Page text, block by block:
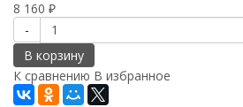
8 160 ₽
-
В корзину
К сравнению В избранное